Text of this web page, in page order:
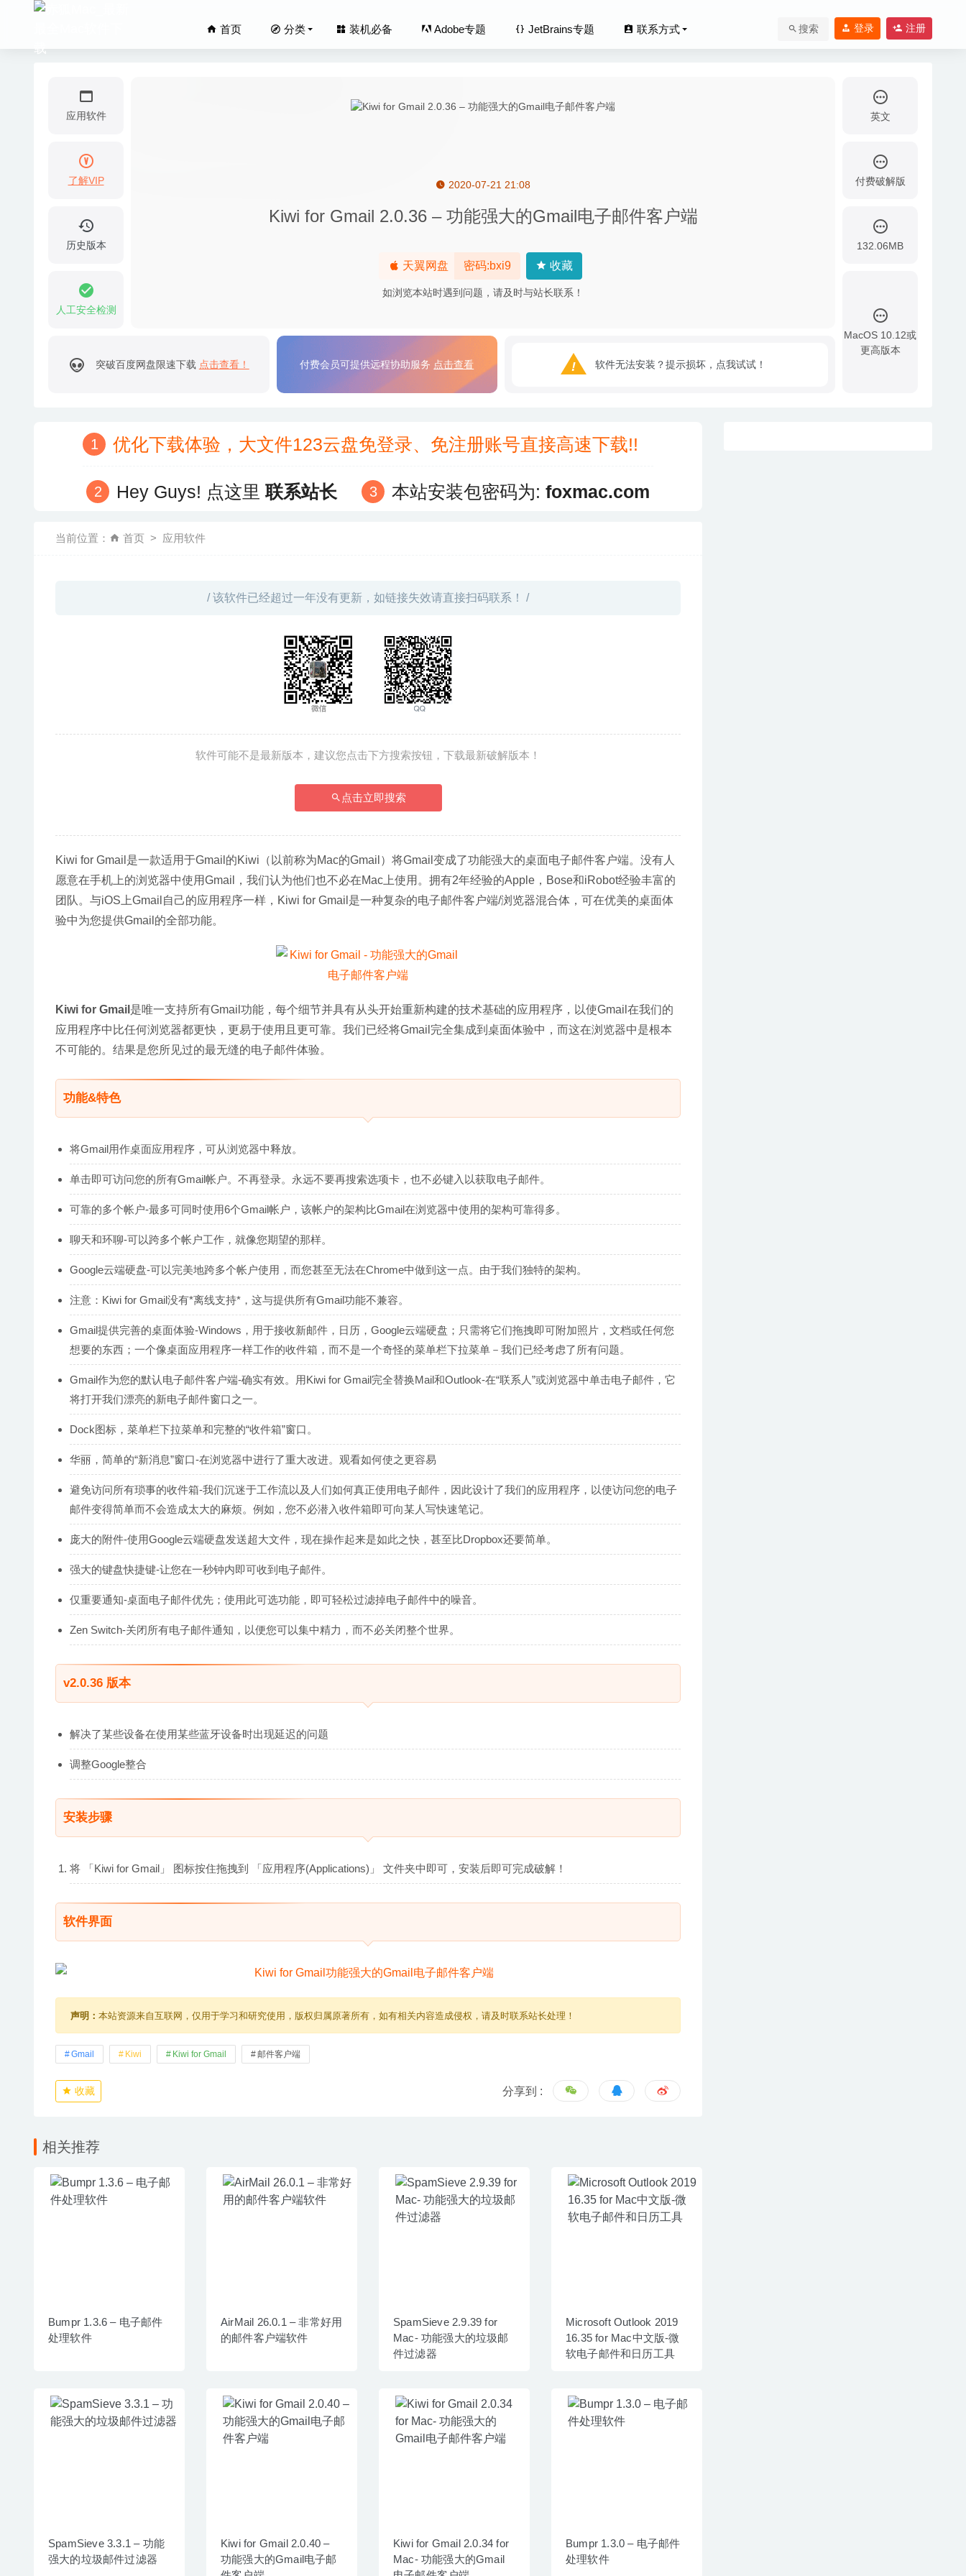
首页 分类 装机必备 Adobe专题 JetBrains专题 联系方式 搜索 登录 注册
应用软件
了解VIP
历史版本
人工安全检测
2020-07-21 21:08
Kiwi for Gmail 2.0.36 – 功能强大的Gmail电子邮件客户端
天翼网盘 密码:bxi9 收藏
如浏览本站时遇到问题，请及时与站长联系！
英文
付费破解版
132.06MB
MacOS 10.12或
更高版本
突破百度网盘限速下载 点击查看！ 付费会员可提供远程协助服务 点击查看 软件无法安装？提示损坏，点我试试！
优化下载体验，大文件123云盘免登录、免注册账号直接高速下载!!
Hey Guys! 点这里联系站长 本站安装包密码为: foxmac.com
当前位置： 首页 应用软件
/ 该软件已经超过一年没有更新，如链接失效请直接扫码联系！ /
软件可能不是最新版本，建议您点击下方搜索按钮，下载最新破解版本！
点击立即搜索
Kiwi for Gmail是一款适用于Gmail的Kiwi（以前称为Mac的Gmail）将Gmail变成了功能强大的桌面电子邮件客户端。没有人
愿意在手机上的浏览器中使用Gmail，我们认为他们也不必在Mac上使用。拥有2年经验的Apple，Bose和iRobot经验丰富的
团队。与iOS上Gmail自己的应用程序一样，Kiwi for Gmail是一种复杂的电子邮件客户端/浏览器混合体，可在优美的桌面体
验中为您提供Gmail的全部功能。
Kiwi for Gmail 是唯一支持所有Gmail功能，每个细节并具有从头开始重新构建的技术基础的应用程序，以使Gmail在我们的
应用程序中比任何浏览器都更快，更易于使用且更可靠。我们已经将Gmail完全集成到桌面体验中，而这在浏览器中是根本
不可能的。结果是您所见过的最无缝的电子邮件体验。
功能&特色
将Gmail用作桌面应用程序，可从浏览器中释放。
单击即可访问您的所有Gmail帐户。不再登录。永远不要再搜索选项卡，也不必键入以获取电子邮件。
可靠的多个帐户-最多可同时使用6个Gmail帐户，该帐户的架构比Gmail在浏览器中使用的架构可靠得多。
聊天和环聊-可以跨多个帐户工作，就像您期望的那样。
Google云端硬盘-可以完美地跨多个帐户使用，而您甚至无法在Chrome中做到这一点。由于我们独特的架构。
注意：Kiwi for Gmail没有*离线支持*，这与提供所有Gmail功能不兼容。
Gmail提供完善的桌面体验-Windows，用于接收新邮件，日历，Google云端硬盘；只需将它们拖拽即可附加照片，文档或任何您
想要的东西；一个像桌面应用程序一样工作的收件箱，而不是一个奇怪的菜单栏下拉菜单－我们已经考虑了所有问题。
Gmail作为您的默认电子邮件客户端-确实有效。用Kiwi for Gmail完全替换Mail和Outlook-在“联系人”或浏览器中单击电子邮件，它
将打开我们漂亮的新电子邮件窗口之一。
Dock图标，菜单栏下拉菜单和完整的“收件箱”窗口。
华丽，简单的“新消息”窗口-在浏览器中进行了重大改进。观看如何使之更容易
避免访问所有琐事的收件箱-我们沉迷于工作流以及人们如何真正使用电子邮件，因此设计了我们的应用程序，以使访问您的电子
邮件变得简单而不会造成太大的麻烦。例如，您不必潜入收件箱即可向某人写快速笔记。
庞大的附件-使用Google云端硬盘发送超大文件，现在操作起来是如此之快，甚至比Dropbox还要简单。
强大的键盘快捷键-让您在一秒钟内即可收到电子邮件。
仅重要通知-桌面电子邮件优先；使用此可选功能，即可轻松过滤掉电子邮件中的噪音。
Zen Switch-关闭所有电子邮件通知，以便您可以集中精力，而不必关闭整个世界。
v2.0.36 版本
解决了某些设备在使用某些蓝牙设备时出现延迟的问题
调整Google整合
安装步骤
将 「Kiwi for Gmail」 图标按住拖拽到 「应用程序(Applications)」 文件夹中即可，安装后即可完成破解！
软件界面
声明： 本站资源来自互联网，仅用于学习和研究使用，版权归属原著所有，如有相关内容造成侵权，请及时联系站长处理！
Gmail Kiwi Kiwi for Gmail 邮件客户端
收藏 分享到 :
相关推荐
Bumpr 1.3.6 – 电子邮件
处理软件
AirMail 26.0.1 – 非常好用
的邮件客户端软件
SpamSieve 2.9.39 for
Mac- 功能强大的垃圾邮
件过滤器
Microsoft Outlook 2019
16.35 for Mac中文版-微
软电子邮件和日历工具
SpamSieve 3.3.1 – 功能
强大的垃圾邮件过滤器
Kiwi for Gmail 2.0.40 –
功能强大的Gmail电子邮
Kiwi for Gmail 2.0.34 for
Mac- 功能强大的Gmail
Bumpr 1.3.0 – 电子邮件
处理软件
空气日历 1.9 中文版 – 支持原生农历显示的菜单栏日历软件 2023-01-20
Araxis Merge Pro 2020.5400 – 文件及文件夹比较与合并的神器
Tipard Total Media Converter 9.1.50 – 实用的媒体视频格式转换器